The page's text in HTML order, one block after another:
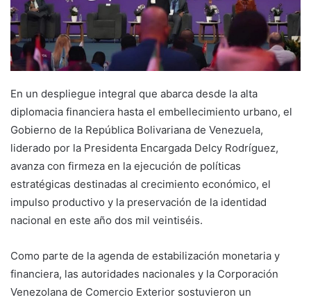
En un despliegue integral que abarca desde la alta
diplomacia financiera hasta el embellecimiento urbano, el
Gobierno de la República Bolivariana de Venezuela,
liderado por la Presidenta Encargada Delcy Rodríguez,
avanza con firmeza en la ejecución de políticas
estratégicas destinadas al crecimiento económico, el
impulso productivo y la preservación de la identidad
nacional en este año dos mil veintiséis.
Como parte de la agenda de estabilización monetaria y
financiera, las autoridades nacionales y la Corporación
Venezolana de Comercio Exterior sostuvieron un